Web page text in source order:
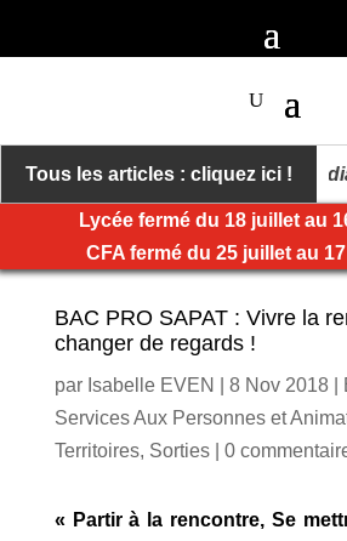
Tous les articles : cliquez ici !
Kerplouz médaillés Des
Lycée fermé du 18 juillet au
CFA fermé du 25 juillet au
BAC PRO SAPAT : Vivre la
changer de regards !
par Isabelle EVEN 8 Nov 2018|
Services Aux Personnes et
Territoires, Sorties| 0
« Partir à la rencontre, Se